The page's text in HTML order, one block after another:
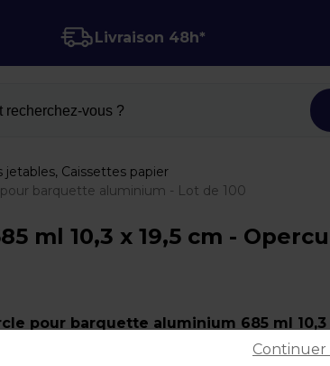
Livraison 48h*
recherchez-vous ?
jetables, Caissettes papier
barquette aluminium - Lot de 100
ml 10,3 x 19,5 cm -
pour barquette aluminium 685 ml 10,3
- Opercule pour barquette aluminium -
Continuer